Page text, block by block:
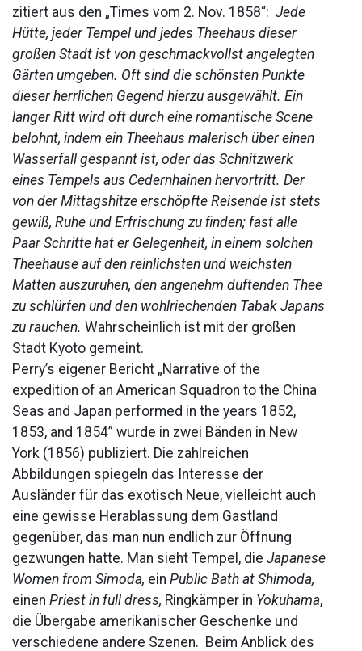
zitiert aus den „Times vom 2. Nov. 1858“: Jede
Hütte, jeder Tempel und jedes Theehaus dieser
großen Stadt ist von geschmackvollst angelegten
Gärten umgeben. Oft sind die schönsten Punkte
dieser herrlichen Gegend hierzu ausgewählt. Ein
langer Ritt wird oft durch eine romantische Scene
belohnt, indem ein Theehaus malerisch über einen
Wasserfall gespannt ist, oder das Schnitzwerk
eines Tempels aus Cedernhainen hervortritt. Der
von der Mittagshitze erschöpfte Reisende ist stets
gewiß, Ruhe und Erfrischung zu finden; fast alle
Paar Schritte hat er Gelegenheit, in einem solchen
Theehause auf den reinlichsten und weichsten
Matten auszuruhen, den angenehm duftenden Thee
zu schlürfen und den wohlriechenden Tabak Japans
zu rauchen. Wahrscheinlich ist mit der großen
Stadt Kyoto gemeint.
Perry’s eigener Bericht „Narrative of the
expedition of an American Squadron to the China
Seas and Japan performed in the years 1852,
1853, and 1854” wurde in zwei Bänden in New
York (1856) publiziert. Die zahlreichen
Abbildungen spiegeln das Interesse der
Ausländer für das exotisch Neue, vielleicht auch
eine gewisse Herablassung dem Gastland
gegenüber, das man nun endlich zur Öffnung
gezwungen hatte. Man sieht Tempel, die Japanese
Women from Simoda, ein Public Bath at Shimoda,
einen Priest in full dress, Ringkämper in Yokuhama,
die Übergabe amerikanischer Geschenke und
verschiedene andere Szenen. Beim Anblick des